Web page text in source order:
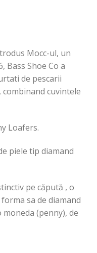
Mocc-ul, un
Bass Shoe Co a
de pescarii
cuvintele
Loafers.
piele tip diamand
pe căpută , o
sa de diamand
(penny), de